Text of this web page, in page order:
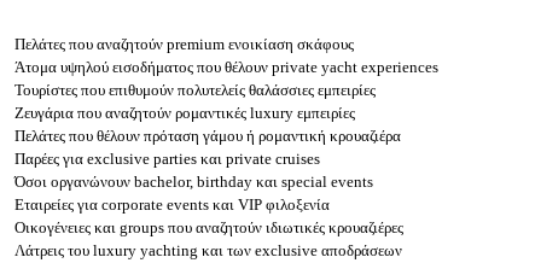
Πελάτες που αναζητούν premium ενοικίαση σκάφους
Άτομα υψηλού εισοδήματος που θέλουν private yacht experiences
Τουρίστες που επιθυμούν πολυτελείς θαλάσσιες εμπειρίες
Ζευγάρια που αναζητούν ρομαντικές luxury εμπειρίες
Πελάτες που θέλουν πρόταση γάμου ή ρομαντική κρουαζιέρα
Παρέες για exclusive parties και private cruises
Όσοι οργανώνουν bachelor, birthday και special events
Εταιρείες για corporate events και VIP φιλοξενία
Οικογένειες και groups που αναζητούν ιδιωτικές κρουαζιέρες
Λάτρεις του luxury yachting και των exclusive αποδράσεων